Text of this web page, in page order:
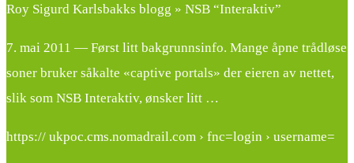
Roy Sigurd Karlsbakks blogg » NSB “Interaktiv”
7. mai 2011 — Først litt bakgrunnsinfo. Mange åpne trådløse
soner bruker såkalte «captive portals» der eieren av nettet,
slik som NSB Interaktiv, ønsker litt …
https:// ukpoc.cms.nomadrail.com › fnc=login › username=